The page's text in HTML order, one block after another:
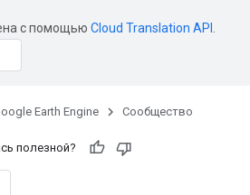
с помощью Cloud Translation API
Earth Engine Сообщество
полезной?